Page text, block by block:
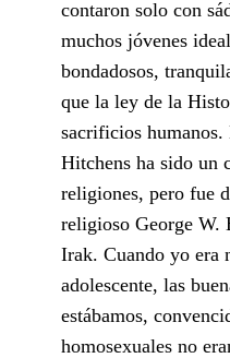
contaron solo con
muchos jóvenes
bondadosos,
que la ley de la
sacrificios
Hitchens ha sido un
religiones, pero fue
religioso George W.
Irak. Cuando yo era
adolescente, las
estábamos,
homosexuales no